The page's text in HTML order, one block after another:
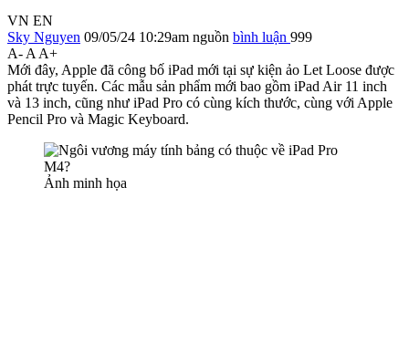
VN EN
Sky Nguyen 09/05/24 10:29am nguồn bình luận 999
A- A A+
Mới đây, Apple đã công bố iPad mới tại sự kiện ảo Let Loose được
phát trực tuyến. Các mẫu sản phẩm mới bao gồm iPad Air 11 inch
và 13 inch, cũng như iPad Pro có cùng kích thước, cùng với Apple
Pencil Pro và Magic Keyboard.
Ảnh minh họa